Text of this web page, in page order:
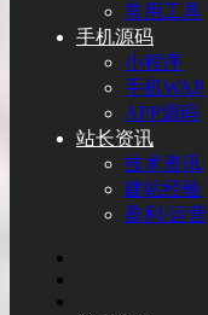
常用工具
手机源码
小程序
手机WAP
APP源码
站长资讯
技术资讯
建站经验
盈利/运营